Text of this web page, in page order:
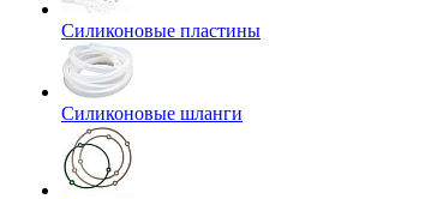
Силиконовые пластины
Силиконовые шланги